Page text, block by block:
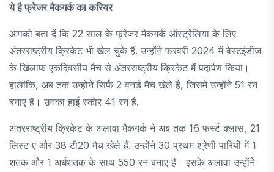
ये है फ्रेजर मैकगर्क का करियर
आपको बता दें कि 22 साल के फ्रेजर मैकगर्क ऑस्ट्रेलिया के लिए
अंतरराष्ट्रीय क्रिकेट भी खेल चुके हैं. उन्होंने फरवरी 2024 में वेस्टइंडीज
के खिलाफ एकदिवसीय मैच से अंतरराष्ट्रीय क्रिकेट में पदार्पण किया।
हालांकि, अब तक उन्होंने सिर्फ 2 वनडे मैच खेले हैं, जिसमें उन्होंने 51 रन
बनाए हैं। उनका हाई स्कोर 41 रन है.
अंतरराष्ट्रीय क्रिकेट के अलावा मैकगर्क ने अब तक 16 फर्स्ट क्लास, 21
लिस्ट ए और 38 टी20 मैच खेले हैं. उन्होंने 30 प्रथम श्रेणी पारियों में 1
शतक और 1 अर्धशतक के साथ 550 रन बनाए हैं। इसके अलावा उन्होंने